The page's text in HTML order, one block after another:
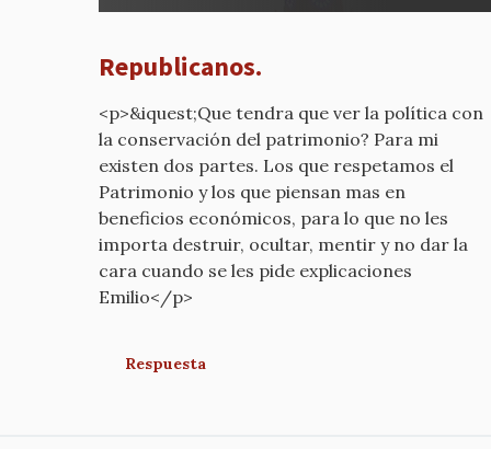
por
Republicanos.
<p>&iquest;Que tendra que ver la política con
la conservación del patrimonio? Para mi
existen dos partes. Los que respetamos el
Patrimonio y los que piensan mas en
beneficios económicos, para lo que no les
importa destruir, ocultar, mentir y no dar la
cara cuando se les pide explicaciones
Emilio</p>
Respuesta